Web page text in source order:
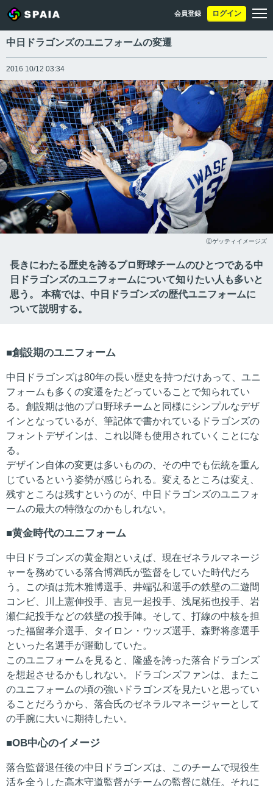
会員登録 ログイン
中日ドラゴンズのユニフォームの変遷
2016 10/12 03:34
Ⓒゲッティイメージズ
長きにわたる歴史を誇るプロ野球チームのひとつである中
日ドラゴンズのユニフォームについて知りたい人も多いと
思う。 本稿では、中日ドラゴンズの歴代ユニフォームに
ついて説明する。
創設期のユニフォーム
中日ドラゴンズは80年の長い歴史を持つだけあって、ユニ
フォームも多くの変遷をたどっていることで知られてい
る。創設期は他のプロ野球チームと同様にシンプルなデザ
インとなっているが、筆記体で書かれているドラゴンズの
フォントデザインは、これ以降も使用されていくことにな
る。
デザイン自体の変更は多いものの、その中でも伝統を重ん
じているという姿勢が感じられる。変えるところは変え、
残すところは残すというのが、中日ドラゴンズのユニフォ
ームの最大の特徴なのかもしれない。
黄金時代のユニフォーム
中日ドラゴンズの黄金期といえば、現在ゼネラルマネージ
ャーを務めている落合博満氏が監督をしていた時代だろ
う。この頃は荒木雅博選手、井端弘和選手の鉄壁の二遊間
コンビ、川上憲伸投手、吉見一起投手、浅尾拓也投手、岩
瀬仁紀投手などの鉄壁の投手陣。そして、打線の中核を担
った福留孝介選手、タイロン・ウッズ選手、森野将彦選手
といった名選手が躍動していた。
このユニフォームを見ると、隆盛を誇った落合ドラゴンズ
を想起させるかもしれない。ドラゴンズファンは、またこ
のユニフォームの頃の強いドラゴンズを見たいと思ってい
ることだろうから、落合氏のゼネラルマネージャーとして
の手腕に大いに期待したい。
OB中心のイメージ
落合監督退任後の中日ドラゴンズは、このチームで現役生
活を全うした高木守道監督がチームの監督に就任。それに